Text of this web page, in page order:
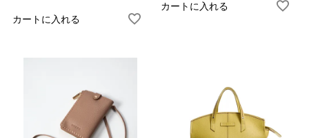
24.0cm 24.5cm
カートに入れる
カートに入れる